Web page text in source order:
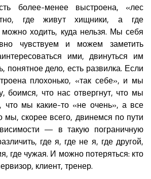
более-менее выстроена, «лес
где живут хищники, а где
ходить, куда нельзя. Мы себя
чувствуем и можем заметить
ими, двинуться им
понятное дело, есть развилка. Если
плохонько, «так себе», и мы
боимся, что нас отвергнут, что мы
что мы какие-то «не очень», а все
мы, скорее всего, двинемся по пути
— в такую пограничную
где я, где не я, где другой,
где чужая. И можно потеряться: кто
клиент, тренер.